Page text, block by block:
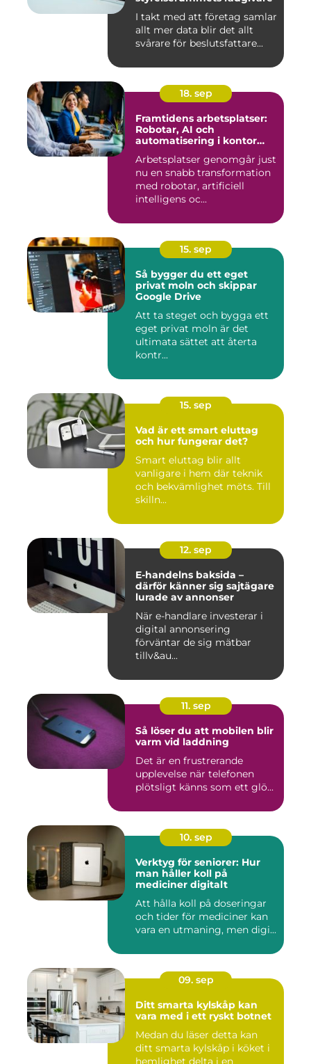
I takt med att företag samlar
allt mer data blir det allt
svårare för beslutsfattare...
18. sep
Framtidens arbetsplatser:
Robotar, AI och
automatisering i kontor
Arbetsplatser genomgår just
nu en snabb transformation
med robotar, artificiell
intelligens oc...
15. sep
Så bygger du ett eget
privat moln och skippar
Google Drive
Att ta steget och bygga ett
eget privat moln är det
ultimata sättet att återta
kontr...
15. sep
Vad är ett smart eluttag
och hur fungerar det?
Smart eluttag blir allt
vanligare i hem där teknik
och bekvämlighet möts. Till
skilln...
12. sep
E-handelns baksida –
därför känner sig sajtägare
lurade av annonser
När e-handlare investerar i
digital annonsering
förväntar de sig mätbar
tillv&au...
11. sep
Så löser du att mobilen blir
varm vid laddning
Det är en frustrerande
upplevelse när telefonen
plötsligt känns som ett glö...
10. sep
Verktyg för seniorer: Hur
man håller koll på
mediciner digitalt
Att hålla koll på doseringar
och tider för mediciner kan
vara en utmaning, men digi...
09. sep
Ditt smarta kylskåp kan
vara med i ett ryskt botnet
Medan du läser detta kan
ditt smarta kylskåp i köket i
hemlighet delta i en